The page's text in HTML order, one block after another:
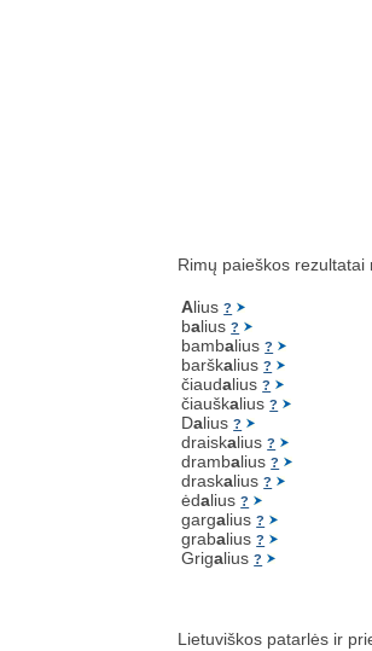
Rimų paieškos rezultatai
Alius?
balius?
bambalius?
barškalius?
čiaudalius?
čiauškalius?
Dalius?
draiskalius?
drambalius?
draskalius?
ėdalius?
gargalius?
grabalius?
Grigalius?
Lietuviškos patarlės ir